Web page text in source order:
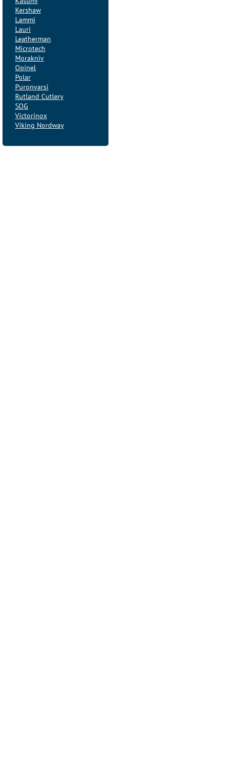
Kershaw
Lammi
Lauri
Leatherman
Microtech
Morakniv
Opinel
Polar
Puronvarsi
Rutland Cutlery
SOG
Victorinox
Viking Nordway